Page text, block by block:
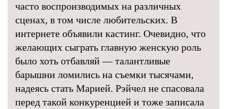
часто воспроизводимых на различных
сценах, в том числе любительских. В
интернете объявили кастинг. Очевидно, что
желающих сыграть главную женскую роль
было хоть отбавляй — талантливые
барышни ломились на съемки тысячами,
надеясь стать Марией. Рэйчел не спасовала
перед такой конкуренцией и тоже записала